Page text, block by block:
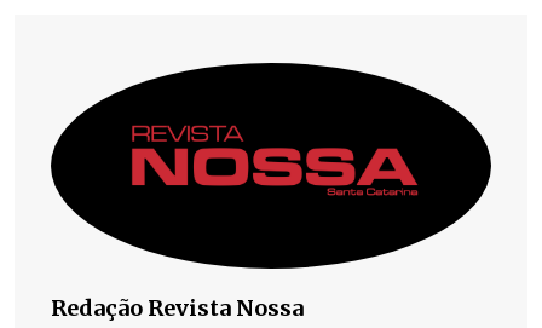
Redação Revista Nossa